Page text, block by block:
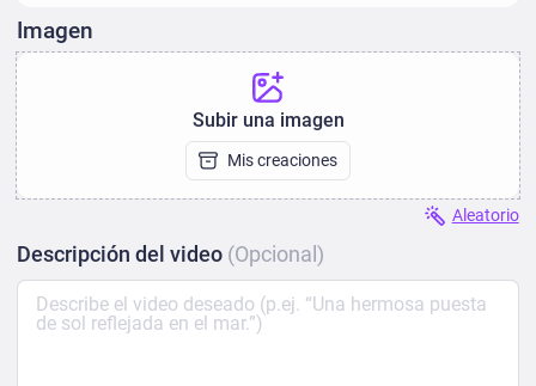
Imagen
Subir una imagen
Mis creaciones
Aleatorio
Descripción del video (Opcional)